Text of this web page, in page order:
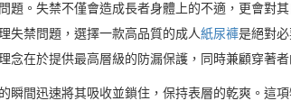
題。失禁不僅會造成長者身體上的不適，更會對
失禁問題，選擇一款高品質的成人紙尿褲是絕對
在於提供最高層級的防漏保護，同時兼顧穿著者
瞬間迅速將其吸收並鎖住，保持表層的乾爽。這